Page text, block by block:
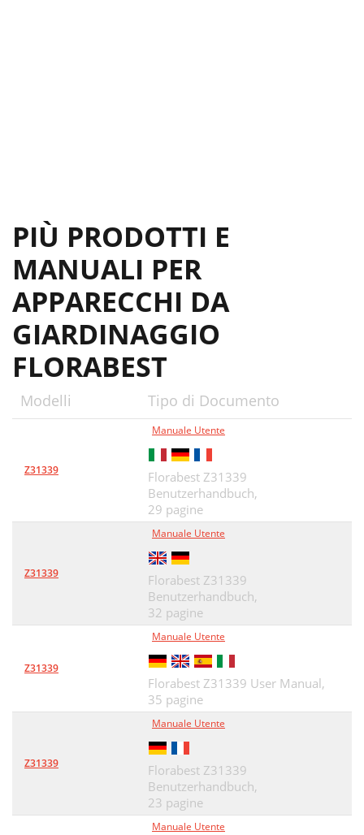
PIÙ PRODOTTI E
MANUALI PER
APPARECCHI DA
GIARDINAGGIO
FLORABEST
Modelli Tipo di Documento
Z31339
Manuale Utente
Florabest Z31339
Benutzerhandbuch,
29 pagine
Z31339
Manuale Utente
Florabest Z31339
Benutzerhandbuch,
32 pagine
Z31339
Manuale Utente
Florabest Z31339 User Manual,
35 pagine
Z31339
Manuale Utente
Florabest Z31339
Benutzerhandbuch,
23 pagine
Manuale Utente